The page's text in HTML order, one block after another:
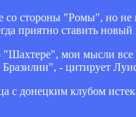
со стороны "Ромы", но
приятно ставить новый
мои мысли все
Бразилии", - цитирует
с донецким клубом